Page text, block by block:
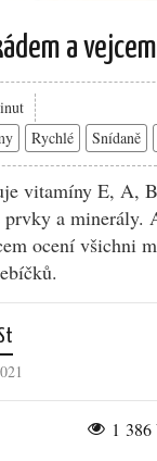
a vejcem
Rychlé Snídaně
vitamíny E, A,
prvky a minerály.
ocení všichni
1